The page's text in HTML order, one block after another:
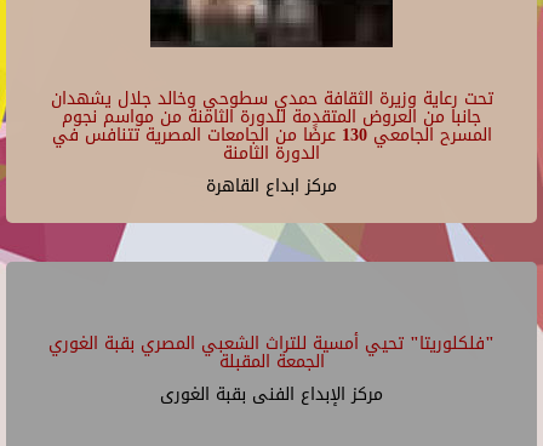
تحت رعاية وزيرة الثقافة حمدي سطوحي وخالد جلال يشهدان
جانبا من العروض المتقدمة للدورة الثامنة من مواسم نجوم
المسرح الجامعي 130 عرضًا من الجامعات المصرية تتنافس في
الدورة الثامنة
مركز ابداع القاهرة
"فلكلوريتا" تحيي أمسية للتراث الشعبي المصري بقبة الغوري
الجمعة المقبلة
مركز الإبداع الفنى بقبة الغورى